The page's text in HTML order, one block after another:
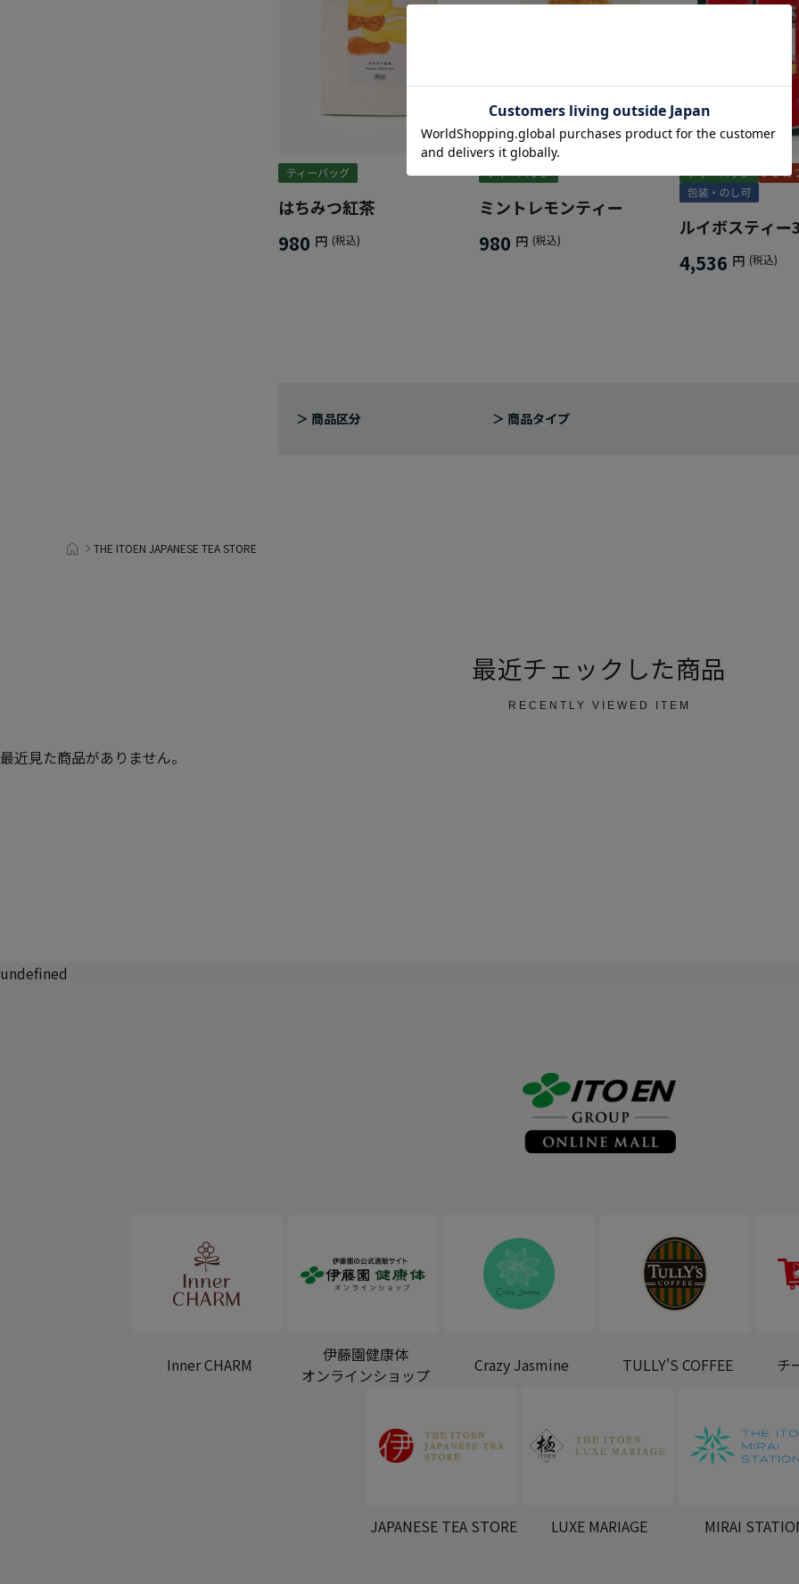
はちみつ紅茶
980 円 (税込)
ミントレモンティー
980 円 (税込)
ルイボスティー
4,536 円 (税込)
商品区分 商品タイプ
THE ITOEN JAPANESE TEA STORE
最近チェックした商品
RECENTLY VIEWED ITEM
最近見た商品がありません。
undefined
Inner CHARM
伊藤園健康体
オンラインショップ
Crazy Jasmine TULLY'S COFFEE チ
JAPANESE TEA STORE LUXE MARIAGE MIRAI